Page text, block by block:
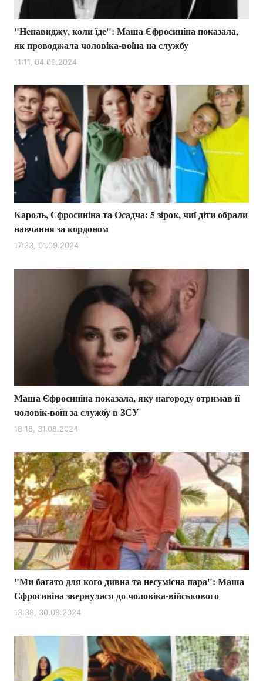
Здоров'я
Цікавинки Погода
Екологія
Лонгріди
Відео з Youtube Статті
Інтерв'ю Думки
Архів Вакансії
Контакти
Послуги
Тема оформлення
"Ненавиджу, коли їде": Маша Єфросиніна показала,
як проводжала чоловіка-воїна на службу
11:11, 04.09.2024
Кароль, Єфросиніна та Осадча: 5 зірок, чиї діти обрали
навчання за кордоном
17:33, 01.09.2024
Маша Єфросиніна показала, яку нагороду отримав її
чоловік-воїн за службу в ЗСУ
18:18, 31.08.2024
"Ми багато для кого дивна та несумісна пара": Маша
Єфросиніна звернулася до чоловіка-військового
13:38, 30.08.2024